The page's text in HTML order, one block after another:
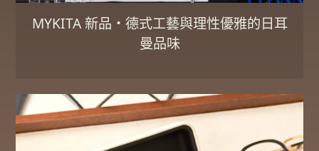
MYKITA 新品・德式工藝與理性優雅的日耳
曼品味